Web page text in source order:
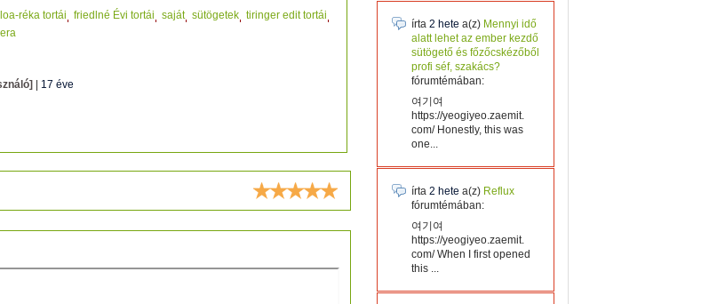
réka tortái friedlné Évi tortái saját sütögetek tiringer edit tortái
17 éve
írta 2 hete a(z) Mennyi idő
alatt lehet az ember kezdő
sütögető és főzőcskézőből
profi séf, szakács?
fórumtémában:
여기여
https://yeogiyeo.zaemit.
com/ Honestly, this was
one...
írta 2 hete a(z) Reflux
fórumtémában:
여기여
https://yeogiyeo.zaemit.
com/ When I first opened
this ...